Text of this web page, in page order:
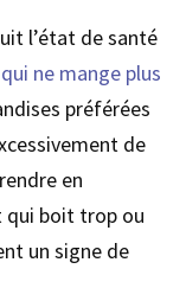
l’état de santé
ne mange plus
préférées
de
en
qui boit trop ou
un signe de